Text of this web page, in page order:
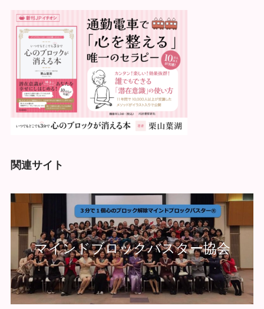
関連サイト
マインドブロックバスター協会